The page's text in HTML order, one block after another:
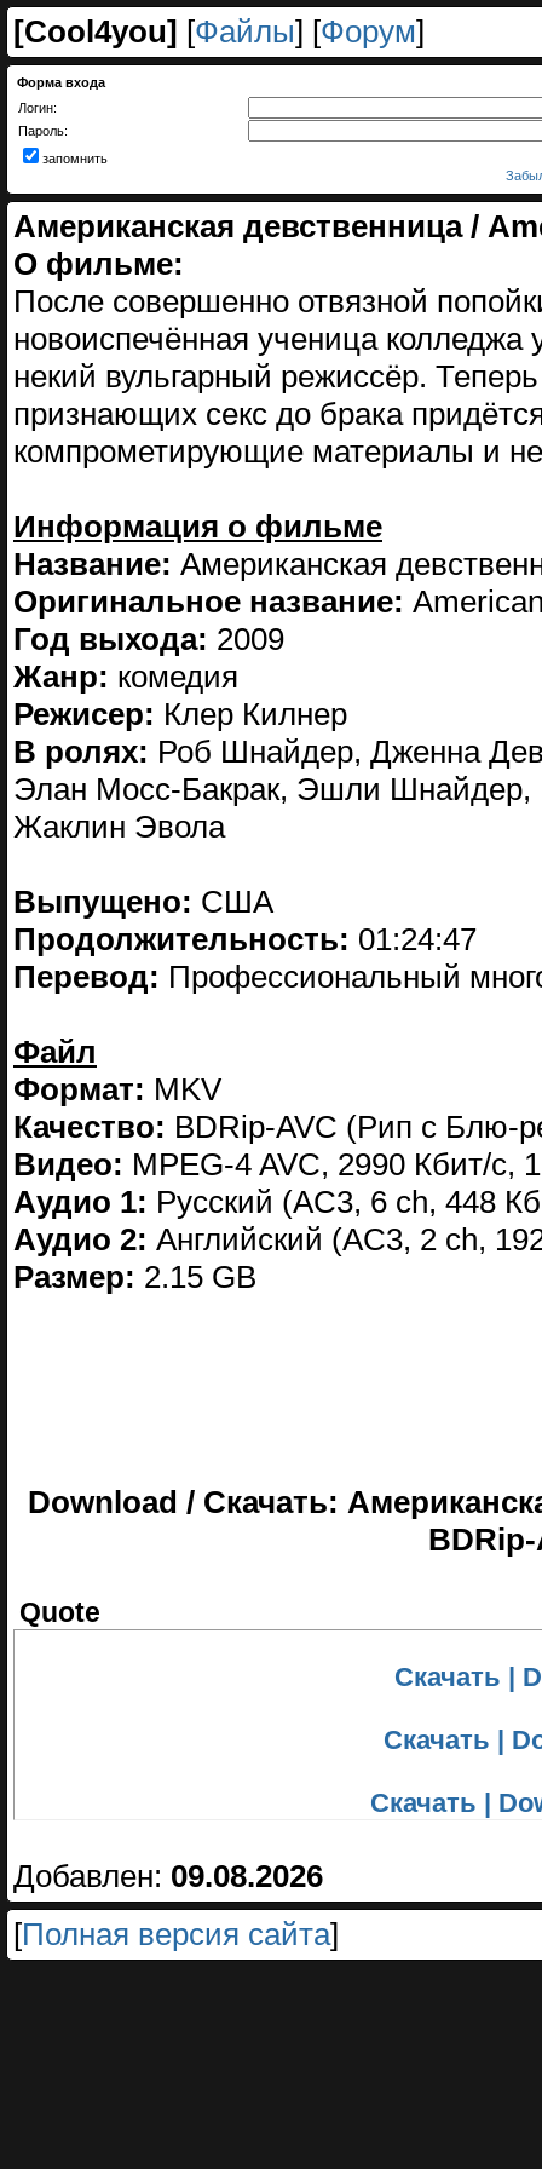
[Cool4you] [Файлы] [Форум]
Форма входа
Логин:
Пароль:
запомнить
Американская девственница /
О фильме:
После совершенно отвязной
новоиспечённая ученица колледжа
некий вульгарный режиссёр.
признающих секс до брака
компрометирующие материалы и
Информация о фильме
Название: Американская
Оригинальное название:
Год выхода: 2009
Жанр: комедия
Режисер: Клер Килнер
В ролях: Роб Шнайдер, Дженна
Элан Мосс-Бакрак, Эшли
Жаклин Эвола
Выпущено: США
Продолжительность: 01:24:47
Перевод: Профессиональный
Файл
Формат: MKV
Качество: BDRip-AVC (Рип с Блю-
Видео: MPEG-4 AVC, 2990 Кбит/с,
Аудио 1: Русский (AC3, 6 ch, 448
Аудио 2: Английский (AC3, 2 ch,
Размер: 2.15 GB
Download / Скачать:
Quote
Скачать |
Скачать |
Скачать |
Добавлен: 09.08.2026
[Полная версия сайта]